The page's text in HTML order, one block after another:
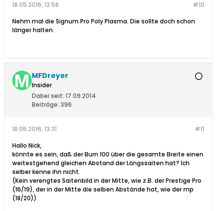
#10
18.05.2016, 12:58
Nehm mal die Signum Pro Poly Plasma. Die sollte doch schon
länger halten.
MFDreyer
Insider
Dabei seit: 17.09.2014
Beiträge: 396
#11
18.05.2016, 13:31
Hallo Nick,
könnte es sein, daß der Burn 100 über die gesamte Breite einen
weitestgehend gleichen Abstand der Längssaiten hat? Ich
selber kenne ihn nicht.
(Kein verengtes Saitenbild in der Mitte, wie z.B. der Prestige Pro
(16/19), der in der Mitte die selben Abstände hat, wie der mp
(18/20))